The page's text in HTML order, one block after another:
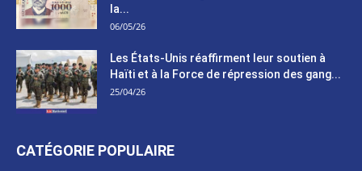
la...
06/05/26
Les États-Unis réaffirment leur soutien à
Haïti et à la Force de répression des gang...
25/04/26
CATÉGORIE POPULAIRE